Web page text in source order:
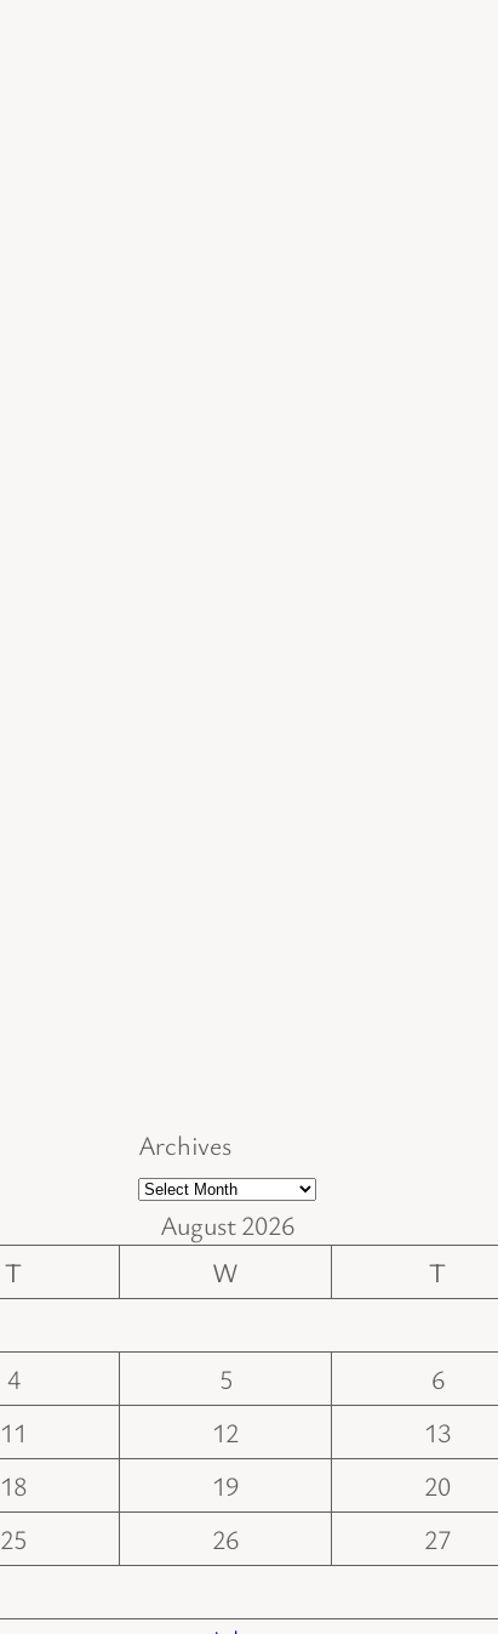
Archives
August 2026
T W T
4 5 6
11 12 13
18 19 20
25 26 27